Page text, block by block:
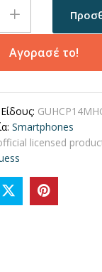
Αγορασέ το!
Smartphones
licensed